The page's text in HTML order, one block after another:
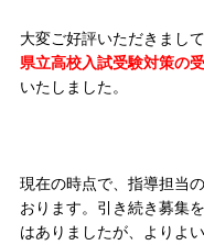
大変ご好評いただきまして
県立高校入試受験対策の
いたしました。
現在の時点で、指導担当
おります。引き続き募集
はありましたが、よりよ